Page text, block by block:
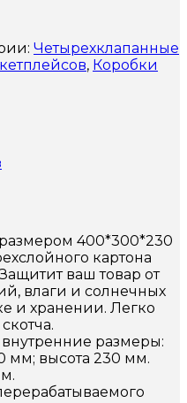
Четырехклапанные
, Коробки
400*300*230
картона
ваш товар от
влаги и солнечных
и хранении. Легко
внутренние размеры:
высота 230 мм.